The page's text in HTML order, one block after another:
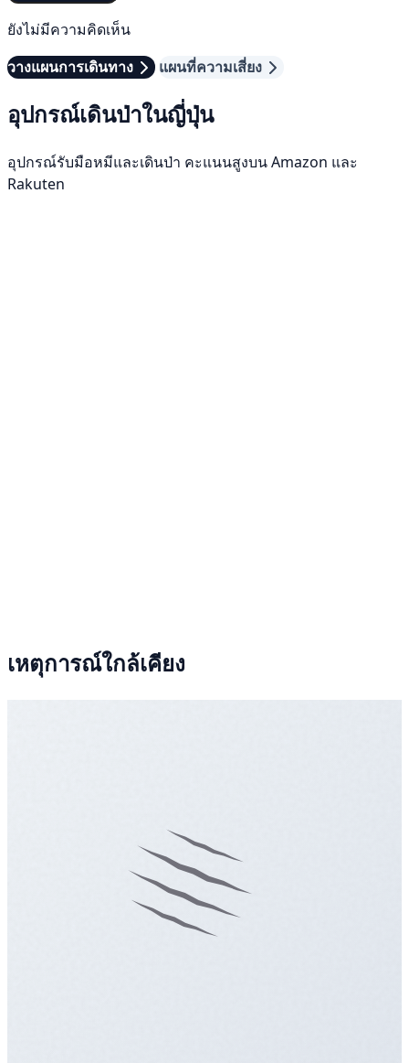
ยังไม่มีความคิดเห็น
วางแผนการเดินทาง
แผนที่ความเสี่ยง
อุปกรณ์เดินป่าในญี่ปุ่น
อุปกรณ์รับมือหมีและเดินป่า คะแนนสูงบน Amazon และ
Rakuten
เหตุการณ์ใกล้เคียง